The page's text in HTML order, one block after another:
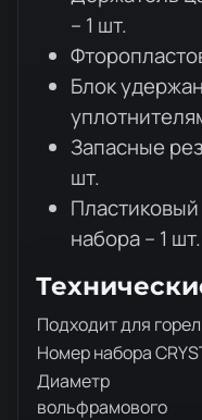
– 1 шт.
Блок
Запасные
шт.
набора – 1 шт.
Подходит для
Номер набора
Диаметр
вольфрамового